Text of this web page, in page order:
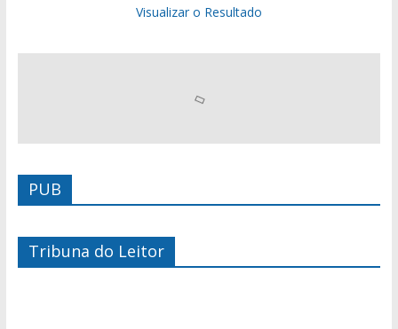
Visualizar o Resultado
PUB
Tribuna do Leitor